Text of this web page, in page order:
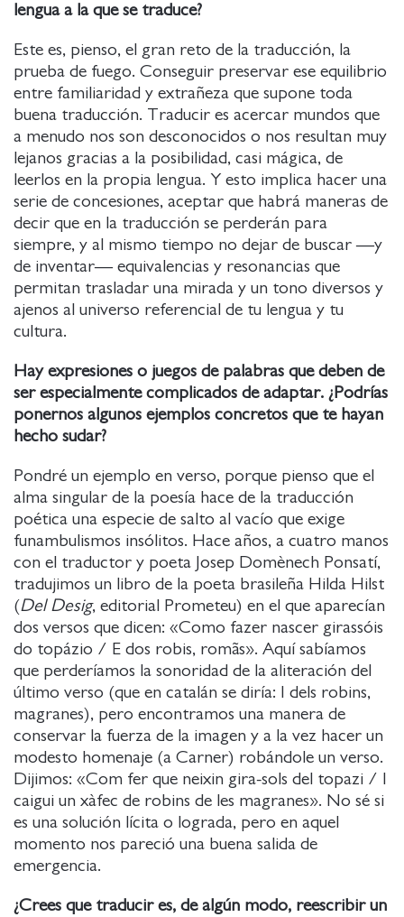
lengua a la que se traduce?
Este es, pienso, el gran reto de la traducción, la
prueba de fuego. Conseguir preservar ese equilibrio
entre familiaridad y extrañeza que supone toda
buena traducción. Traducir es acercar mundos que
a menudo nos son desconocidos o nos resultan muy
lejanos gracias a la posibilidad, casi mágica, de
leerlos en la propia lengua. Y esto implica hacer una
serie de concesiones, aceptar que habrá maneras de
decir que en la traducción se perderán para
siempre, y al mismo tiempo no dejar de buscar —y
de inventar— equivalencias y resonancias que
permitan trasladar una mirada y un tono diversos y
ajenos al universo referencial de tu lengua y tu
cultura.
Hay expresiones o juegos de palabras que deben de
ser especialmente complicados de adaptar. ¿Podrías
ponernos algunos ejemplos concretos que te hayan
hecho sudar?
Pondré un ejemplo en verso, porque pienso que el
alma singular de la poesía hace de la traducción
poética una especie de salto al vacío que exige
funambulismos insólitos. Hace años, a cuatro manos
con el traductor y poeta Josep Domènech Ponsatí,
tradujimos un libro de la poeta brasileña Hilda Hilst
(Del Desig, editorial Prometeu) en el que aparecían
dos versos que dicen: «Como fazer nascer girassóis
do topázio / E dos robis, romãs». Aquí sabíamos
que perderíamos la sonoridad de la aliteración del
último verso (que en catalán se diría: I dels robins,
magranes), pero encontramos una manera de
conservar la fuerza de la imagen y a la vez hacer un
modesto homenaje (a Carner) robándole un verso.
Dijimos: «Com fer que neixin gira-sols del topazi / I
caigui un xàfec de robins de les magranes». No sé si
es una solución lícita o lograda, pero en aquel
momento nos pareció una buena salida de
emergencia.
¿Crees que traducir es, de algún modo, reescribir un